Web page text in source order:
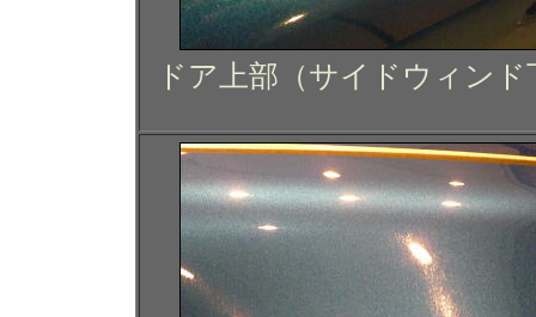
ドア上部（サイドウィンド